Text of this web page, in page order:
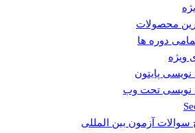
محصولات
دوره ها
ویژه
نویسی پایتون
نویسی تحت وب
سوالات آزمون بین المللی